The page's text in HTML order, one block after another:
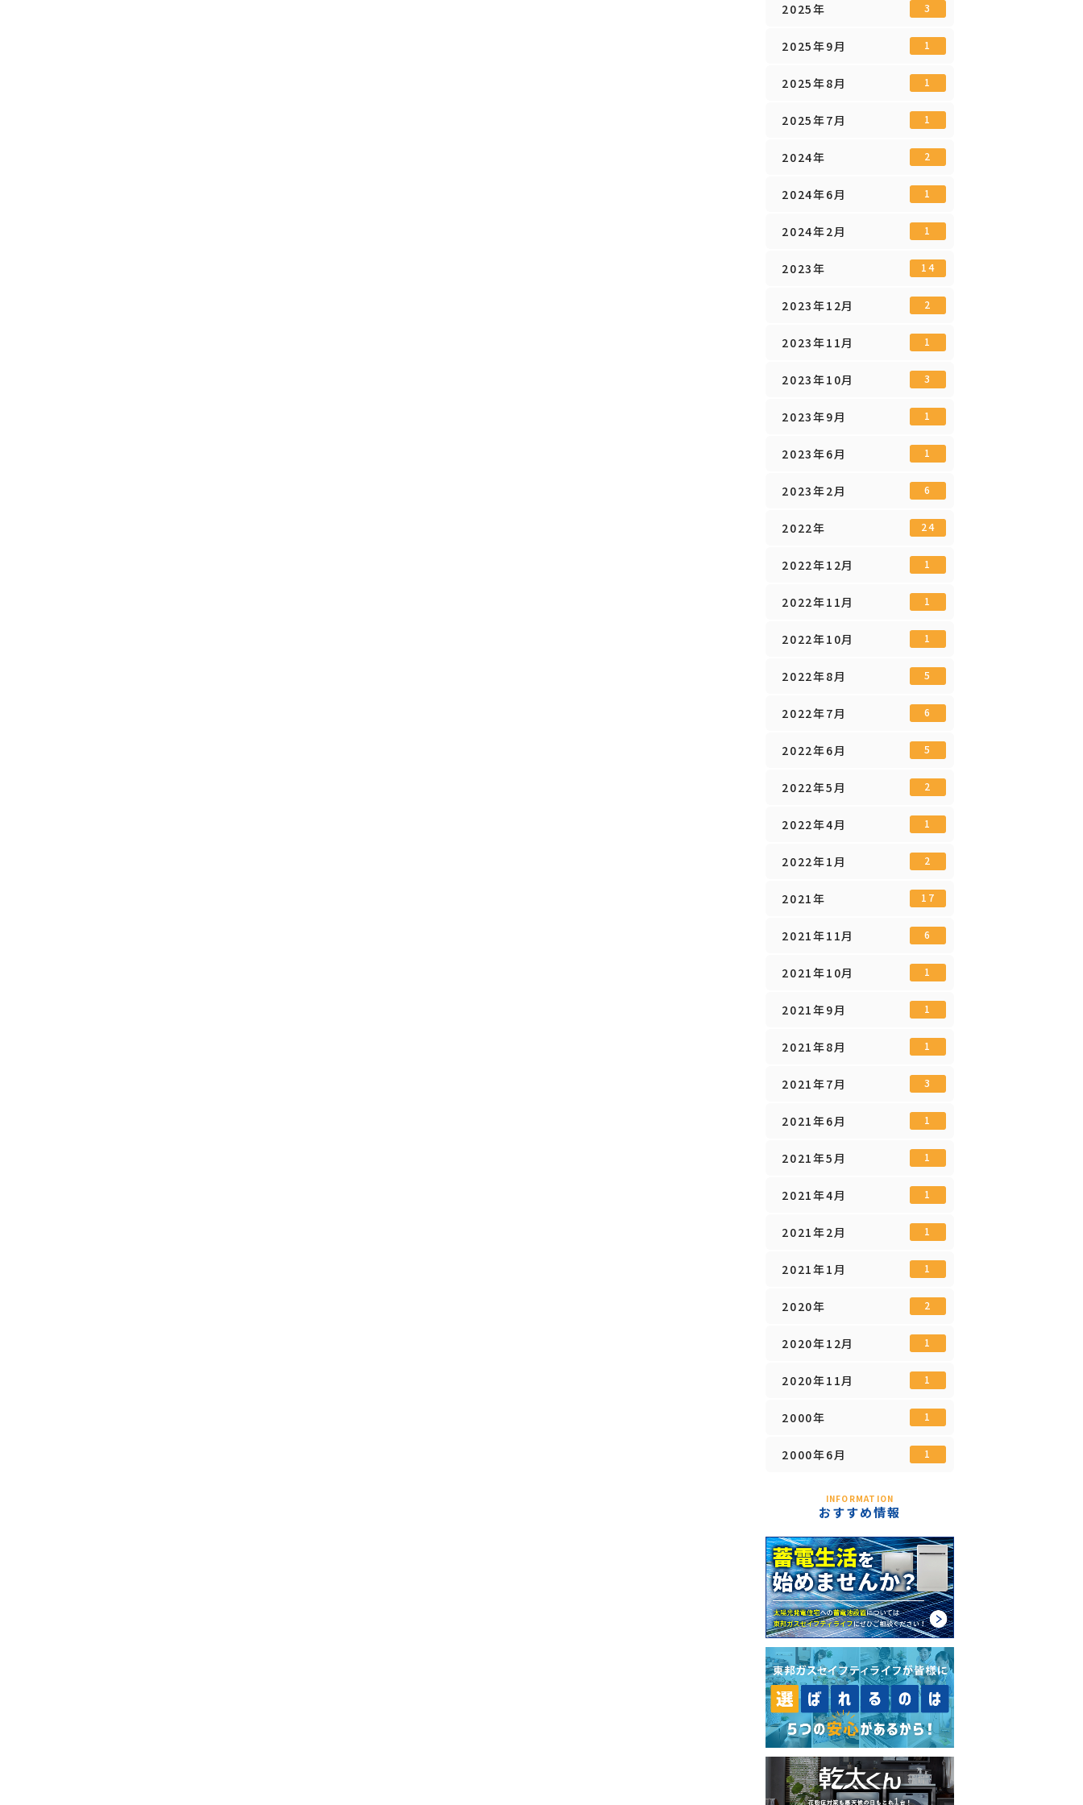
2025年 3
2025年9月 1
2025年8月 1
2025年7月 1
2024年 2
2024年6月 1
2024年2月 1
2023年 14
2023年12月 2
2023年11月 1
2023年10月 3
2023年9月 1
2023年6月 1
2023年2月 6
2022年 24
2022年12月 1
2022年11月 1
2022年10月 1
2022年8月 5
2022年7月 6
2022年6月 5
2022年5月 2
2022年4月 1
2022年1月 2
2021年 17
2021年11月 6
2021年10月 1
2021年9月 1
2021年8月 1
2021年7月 3
2021年6月 1
2021年5月 1
2021年4月 1
2021年2月 1
2021年1月 1
2020年 2
2020年12月 1
2020年11月 1
2000年 1
2000年6月 1
INFORMATION
おすすめ情報